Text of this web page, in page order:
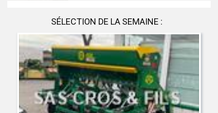
SÉLECTION DE LA SEMAINE :